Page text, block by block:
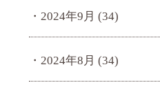
2024年9月 (34)
2024年8月 (34)